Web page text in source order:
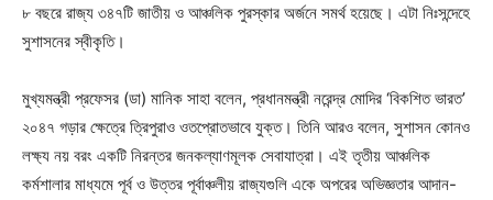
৮ বছরে রাজ্য ৩৪৭টি জাতীয় ও আঞ্চলিক পুরস্কার অর্জনে সমর্থ হয়েছে। এটা নিঃসন্দেহে
সুশাসনের স্বীকৃতি।
মুখ্যমন্ত্রী প্রফেসর (ডা) মানিক সাহা বলেন, প্রধানমন্ত্রী নরেন্দ্র মোদির ‘বিকশিত ভারত’
২০৪৭ গড়ার ক্ষেত্রে ত্রিপুরাও ওতপ্রোতভাবে যুক্ত। তিনি আরও বলেন, সুশাসন কোনও
লক্ষ্য নয় বরং একটি নিরন্তর জনকল্যাণমূলক সেবাযাত্রা। এই তৃতীয় আঞ্চলিক
কর্মশালার মাধ্যমে পূর্ব ও উত্তর পূর্বাঞ্চলীয় রাজ্যগুলি একে অপরের অভিজ্ঞতার আদান-